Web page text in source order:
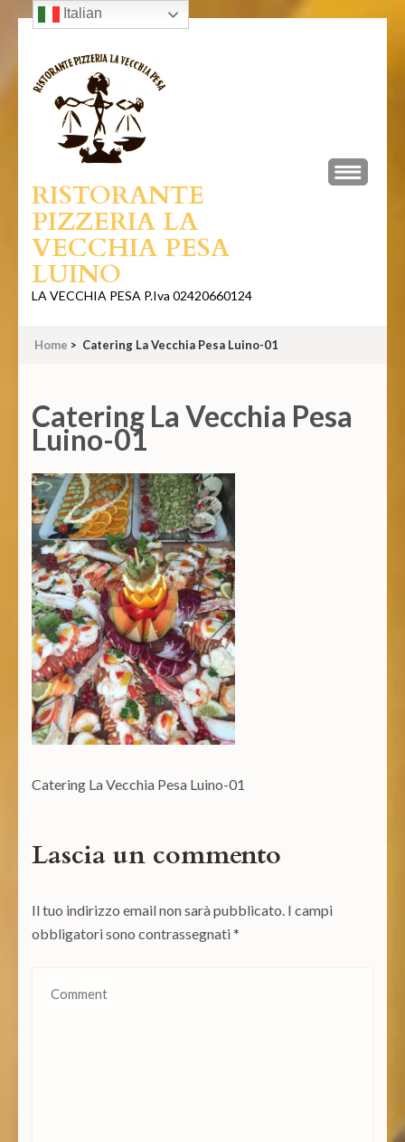
Skip
content
(Press
RISTORANTE
PIZZERIA LA
VECCHIA PESA
LUINO
LA VECCHIA PESA P.Iva 02420660124
Home > Catering La Vecchia Pesa Luino-01
Catering La Vecchia Pesa
Luino-01
Catering La Vecchia Pesa Luino-01
Lascia un commento
Il tuo indirizzo email non sarà pubblicato. I campi
obbligatori sono contrassegnati*
Italian